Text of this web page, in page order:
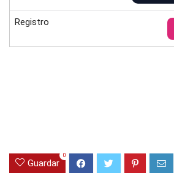
Registro
Guardar
0